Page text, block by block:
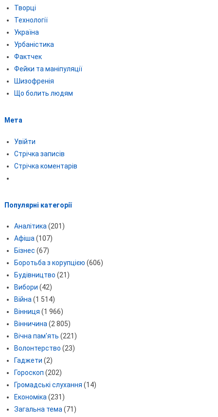
Творці
Технології
Україна
Урбаністика
Фактчек
Фейки та маніпуляції
Шизофренія
Що болить людям
Мета
Увійти
Стрічка записів
Стрічка коментарів
Популярні категорії
Аналітика(201)
Афіша(107)
Бізнес (67)
Боротьба з корупцією (606)
Будівництво (21)
Вибори (42)
Війна(1 514)
Вінниця (1 966)
Вінничина(2 805)
Вічна пам'ять (221)
Волонтерство (23)
Гаджети (2)
Гороскоп (202)
Громадські слухання (14)
Економіка(231)
Загальна тема(71)